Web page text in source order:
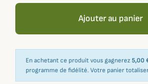
Ajouter au panier
En achetant ce produit vous gagnerez5,00
programme de fidélité. Votre panier